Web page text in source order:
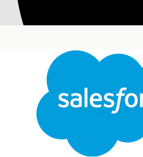
Verfügbarkeit: Lightning
Verfügbarkeit:
Enterprise
IT-Services".
Einrichten der SLA-
Richten Sie das Modell
maschinellem Lernen
Aufgaben zu priorisieren
Einrichten der Prognose
Richten Sie das Modell
Mustern zu
und die Auswirkungen